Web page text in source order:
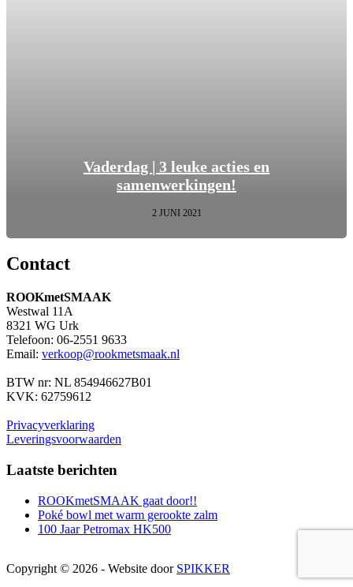
Vaderdag | 3 leuke acties en
samenwerkingen!
2 JUNI 2021
Contact
ROOKmetSMAAK
Westwal 11A
8321 WG Urk
Telefoon: 06-2551 9633
Email: verkoop@rookmetsmaak.nl
BTW nr: NL 854946627B01
KVK: 62759612
Privacyverklaring
Leveringsvoorwaarden
Laatste berichten
ROOKmetSMAAK gaat door!!
Poké bowl met warm gerookte zalm
100 Jaar Petromax HK500
Copyright © 2026 - Website door SPIKKER